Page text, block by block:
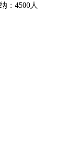
：4500人